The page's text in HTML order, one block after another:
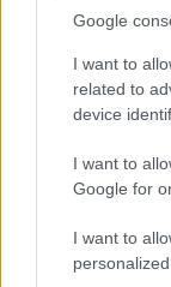
Google
I want to
related to
device
I want to
Google for
I want to
consecuencias en
FINANZAS